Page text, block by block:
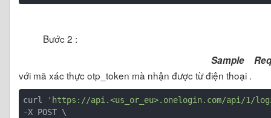
Bước 2 :
Sample
với mã xác thực otp_token mà nhận được từ điện thoại .
curl
'https://api.<us_or_eu>.onelogin.com/api/1/
-X POST \